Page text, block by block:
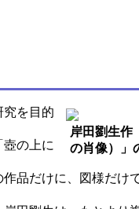
岸田劉生作
の肖像）」
を目的
の上に
品だけに、図様だけ